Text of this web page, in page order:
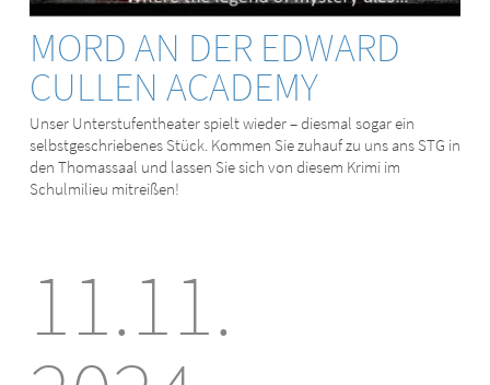
MORD AN DER EDWARD
CULLEN ACADEMY
Unser Unterstufentheater spielt wieder – diesmal sogar ein
selbstgeschriebenes Stück. Kommen Sie zuhauf zu uns ans STG in
den Thomassaal und lassen Sie sich von diesem Krimi im
Schulmilieu mitreißen!
11.11.